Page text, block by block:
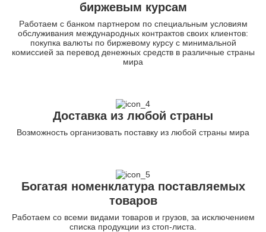
биржевым курсам
Работаем с банком партнером по специальным условиям
обслуживания международных контрактов своих клиентов:
покупка валюты по биржевому курсу с минимальной
комиссией за перевод денежных средств в различные страны
мира
Доставка из любой страны
Возможность организовать поставку из любой страны мира
Богатая номенклатура поставляемых
товаров
Работаем со всеми видами товаров и грузов, за исключением
списка продукции из стоп-листа.